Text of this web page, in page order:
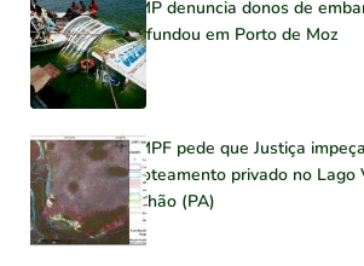
MP denuncia donos de
afundou em Porto de Moz
MPF pede que Justiça
loteamento privado no Lago
Chão (PA)